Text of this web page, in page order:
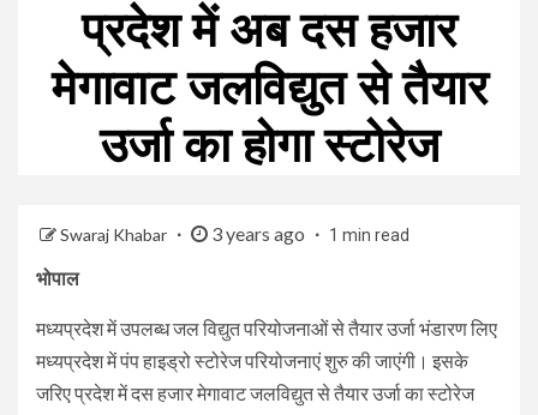
प्रदेश में अब दस हजार
मेगावाट जलविद्युत से तैयार
उर्जा का होगा स्टोरेज
Swaraj Khabar 3 years ago 1 min read
भोपाल
मध्यप्रदेश में उपलब्ध जल विद्युत परियोजनाओं से तैयार उर्जा भंडारण लिए
मध्यप्रदेश में पंप हाइड्रो स्टोरेज परियोजनाएं शुरु की जाएंगी। इसके
जरिए प्रदेश में दस हजार मेगावाट जलविद्युत से तैयार उर्जा का स्टोरेज